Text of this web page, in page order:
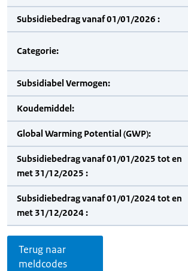
Subsidiebedrag vanaf 01/01/2026 :
Categorie:
Subsidiabel Vermogen:
Koudemiddel:
Global Warming Potential (GWP):
Subsidiebedrag vanaf 01/01/2025 tot en
met 31/12/2025 :
Subsidiebedrag vanaf 01/01/2024 tot en
met 31/12/2024 :
Terug naar
meldcodes